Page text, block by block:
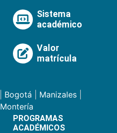
Sistema
académico
Valor
matrícula
Bogotá Manizales
Montería
PROGRAMAS
ACADÉMICOS